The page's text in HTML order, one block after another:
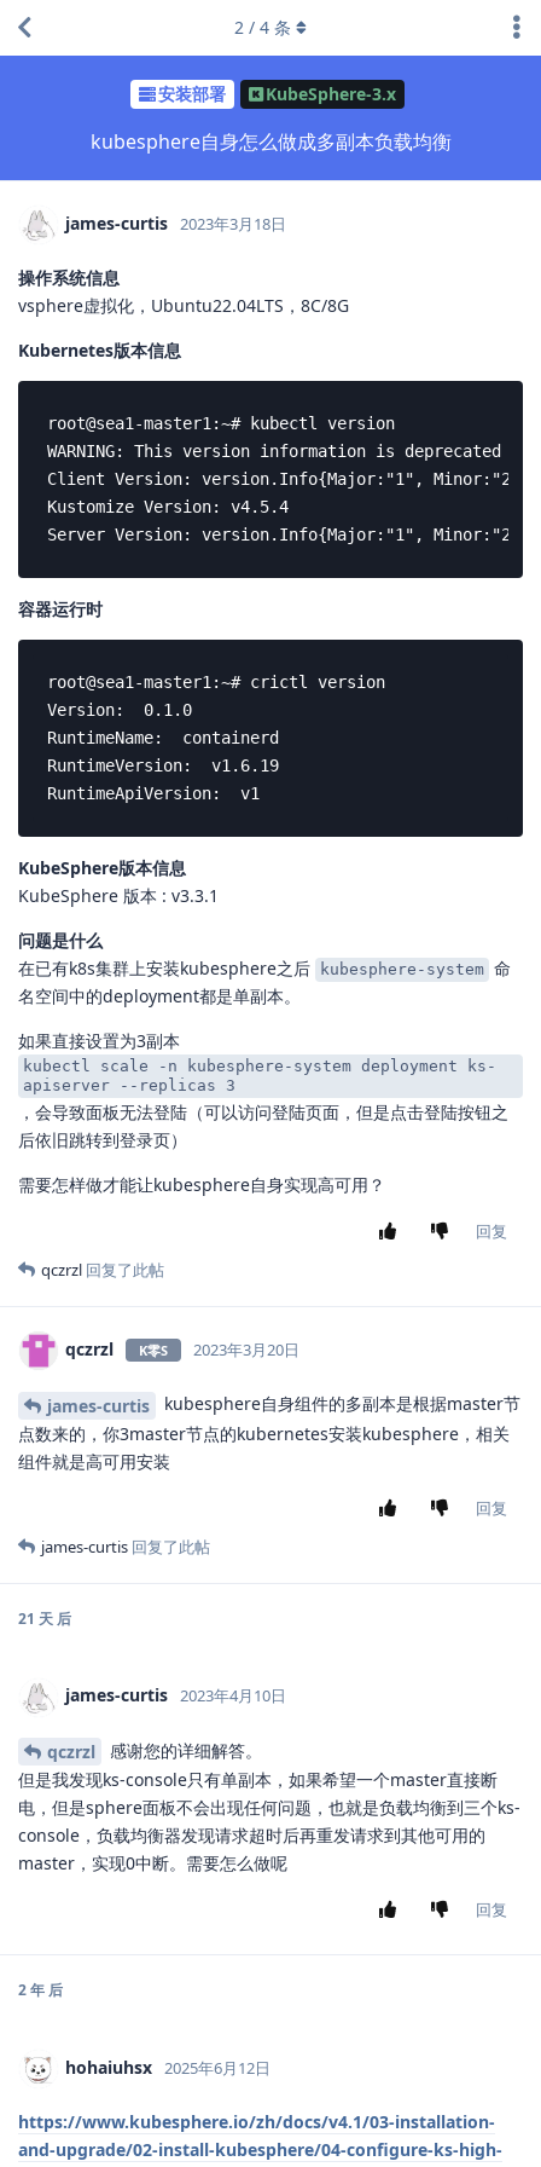
安装部署 KubeSphere-3.x
kubesphere自身怎么做成多副本负载均衡
2 / 4 条
james-curtis 2023年3月18日
操作系统信息
vsphere虚拟化，Ubuntu22.04LTS，8C/8G
Kubernetes版本信息
root@sea1-master1:~# kubectl version
WARNING: This version information is
Client Version: version.Info{Major:"1", Minor:"24",
Kustomize Version: v4.5.4
Server Version: version.Info{Major:"1", Minor:"24",
容器运行时
root@sea1-master1:~# crictl version
Version:  0.1.0
RuntimeName:  containerd
RuntimeVersion:  v1.6.19
RuntimeApiVersion:  v1
KubeSphere版本信息
KubeSphere 版本 : v3.3.1
问题是什么
在已有k8s集群上安装kubesphere之后
kubesphere-system 命
名空间中的deployment都是单副本。
如果直接设置为3副本
kubectl scale -n kubesphere-system deployment ks-
apiserver --replicas 3
，会导致面板无法登陆（可以访问登陆页面，但是点击登陆按钮之
后依旧跳转到登录页）
需要怎样做才能让kubesphere自身实现高可用？
回复
qczrzl 回复了此帖
qczrzl K零S 2023年3月20日
james-curtis
kubesphere自身组件的多副本是根据master节
点数来的，你3master节点的kubernetes安装kubesphere，相关
组件就是高可用安装
回复
james-curtis 回复了此帖
21 天 后
james-curtis 2023年4月10日
qczrzl
感谢您的详细解答。
但是我发现ks-console只有单副本，如果希望一个master直接断
电，但是sphere面板不会出现任何问题，也就是负载均衡到三个ks-
console，负载均衡器发现请求超时后再重发请求到其他可用的
master，实现0中断。需要怎么做呢
回复
2 年 后
hohaiuhsx 2025年6月12日
https://www.kubesphere.io/zh/docs/v4.1/03-installation-
and-upgrade/02-install-kubesphere/04-configure-ks-high-